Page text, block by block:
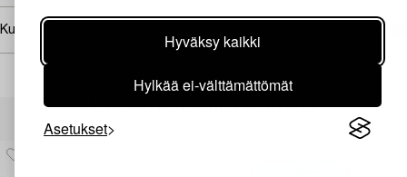
Hyväksy kaikki
Hylkää ei-välttämättömät
Asetukset
Kuvan käyttöoikeudet
Muiden katsomia kohteita